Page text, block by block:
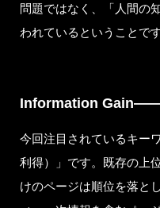
問題ではなく、「人間の
われているということです
Information Gain——
今回注目されているキー
利得）」です。既存の上
けのページは順位を落と